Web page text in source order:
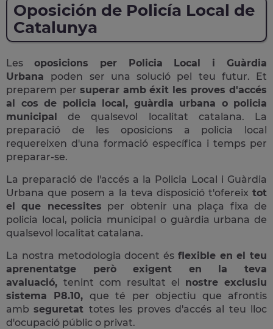
Oposición de Policía Local de
Catalunya
Les oposicions per Policia Local i Guàrdia
Urbana poden ser una solució pel teu futur. Et
preparem per superar amb éxit les proves d'accés
al cos de policia local, guàrdia urbana o policia
municipal de qualsevol localitat catalana. La
preparació de les oposicions a policia local
requereixen d'una formació específica i temps per
preparar-se.
La preparació de l'accés a la Policia Local i Guàrdia
Urbana que posem a la teva disposició t'ofereix tot
el que necessites per obtenir una plaça fixa de
policia local, policia municipal o guàrdia urbana de
qualsevol localitat catalana.
La nostra metodologia docent és flexible en el teu
aprenentatge però exigent en la teva
avaluació, tenint com resultat el nostre exclusiu
sistema P8.10,que té per objectiu que afrontis
ambseguretat totes les proves d'accés al teu lloc
d'ocupació públic o privat.